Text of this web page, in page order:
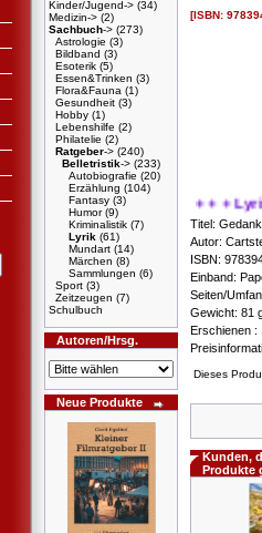
Kinder/Jugend-> (34)
Medizin-> (2)
Sachbuch-> (273)
Astrologie (3)
Bildband (3)
Esoterik (5)
Essen&Trinken (3)
Flora&Fauna (1)
Gesundheit (3)
Hobby (1)
Lebenshilfe (2)
Philatelie (2)
Ratgeber-> (240)
Belletristik-> (233)
Autobiografie (20)
Erzählung (104)
Fantasy (3)
Humor(9)
Kriminalistik (7)
Lyrik (61)
Mundart (14)
Märchen (8)
Sammlungen (6)
Sport (3)
Zeitzeugen (7)
Schulbuch
Autoren/Hrsg.
Neue Produkte
[ISBN:
+ + +
Titel:
Autor:
ISBN:
Einband:
Seiten/
Gewicht: 81
Erschienen :
Dieses
Kunden,
Produkte